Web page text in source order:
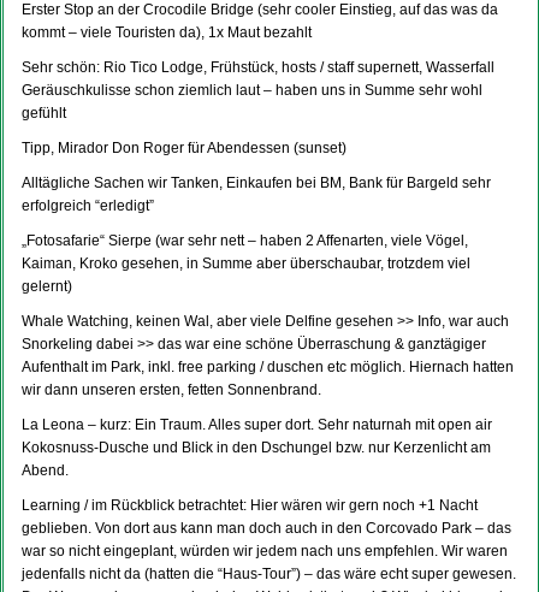
Erster Stop an der Crocodile Bridge (sehr cooler Einstieg, auf das was da
kommt – viele Touristen da), 1x Maut bezahlt
Sehr schön: Rio Tico Lodge, Frühstück, hosts / staff supernett, Wasserfall
Geräuschkulisse schon ziemlich laut – haben uns in Summe sehr wohl
gefühlt
Tipp, Mirador Don Roger für Abendessen (sunset)
Alltägliche Sachen wir Tanken, Einkaufen bei BM, Bank für Bargeld sehr
erfolgreich “erledigt”
„Fotosafarie“ Sierpe (war sehr nett – haben 2 Affenarten, viele Vögel,
Kaiman, Kroko gesehen, in Summe aber überschaubar, trotzdem viel
gelernt)
Whale Watching, keinen Wal, aber viele Delfine gesehen >> Info, war auch
Snorkeling dabei >> das war eine schöne Überraschung & ganztägiger
Aufenthalt im Park, inkl. free parking / duschen etc möglich. Hiernach hatten
wir dann unseren ersten, fetten Sonnenbrand.
La Leona – kurz: Ein Traum. Alles super dort. Sehr naturnah mit open air
Kokosnuss-Dusche und Blick in den Dschungel bzw. nur Kerzenlicht am
Abend.
Learning / im Rückblick betrachtet: Hier wären wir gern noch +1 Nacht
geblieben. Von dort aus kann man doch auch in den Corcovado Park – das
war so nicht eingeplant, würden wir jedem nach uns empfehlen. Wir waren
jedenfalls nicht da (hatten die “Haus-Tour”) – das wäre echt super gewesen.